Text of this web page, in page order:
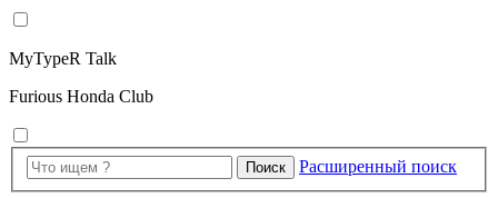
MyTypeR Talk
Furious Honda Club
Поиск Расширенный поиск